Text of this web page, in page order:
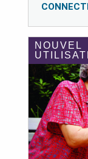
NOUVEL